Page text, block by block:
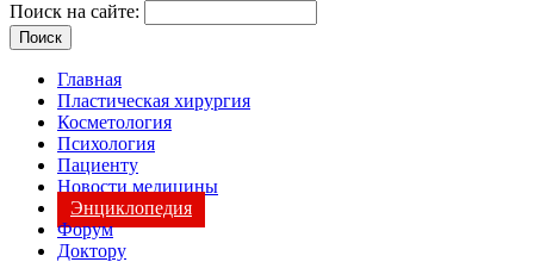
Поиск на сайте:
Главная
Пластическая хирургия
Косметология
Психология
Пациенту
Новости медицины
Энциклопедия
Форум
Доктору